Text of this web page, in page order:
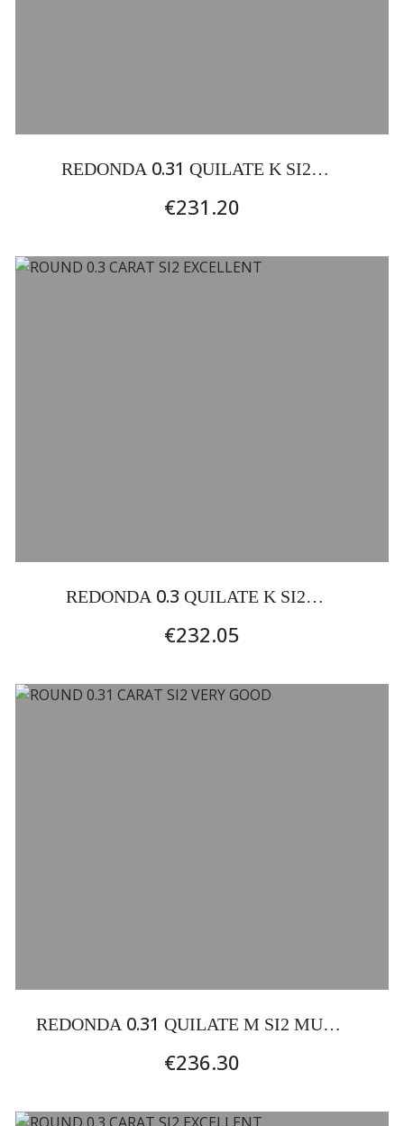
REDONDA 0.31 QUILATE K SI2
EXCELENTE
€231.20
REDONDA 0.3 QUILATE K SI2
EXCELENTE
€232.05
REDONDA 0.31 QUILATE M SI2 MUY
BUENA
€236.30